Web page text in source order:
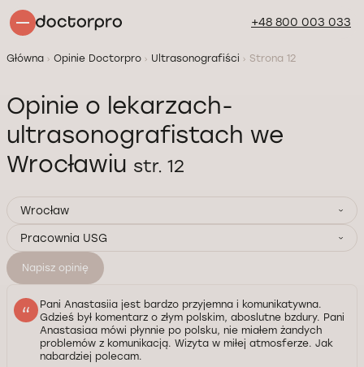
+48 800 003 033
Główna Opinie Doctorpro Ultrasonografiści Strona 12
Opinie o lekarzach-
ultrasonografistach we
Wrocławiu str. 12
Wrocław
Pracownia USG
Napisz opinię
Pani Anastasiia jest bardzo przyjemna i komunikatywna.
Gdzieś był komentarz o złym polskim, aboslutne bzdury. Pani
Anastasiaa mówi płynnie po polsku, nie miałem żandych
problemów z komunikacją. Wizyta w miłej atmosferze. Jak
nabardziej polecam.